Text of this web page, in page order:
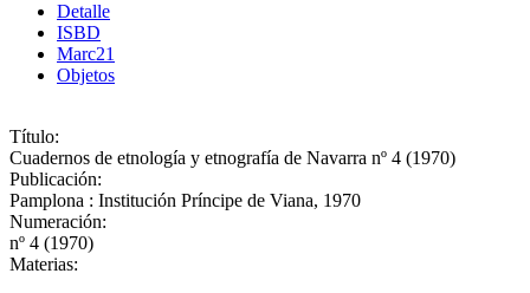
Detalle
ISBD
Marc21
Objetos
Título:
Cuadernos de etnología y etnografía de Navarra nº 4 (1970)
Publicación:
Pamplona : Institución Príncipe de Viana, 1970
Numeración:
nº 4 (1970)
Materias: